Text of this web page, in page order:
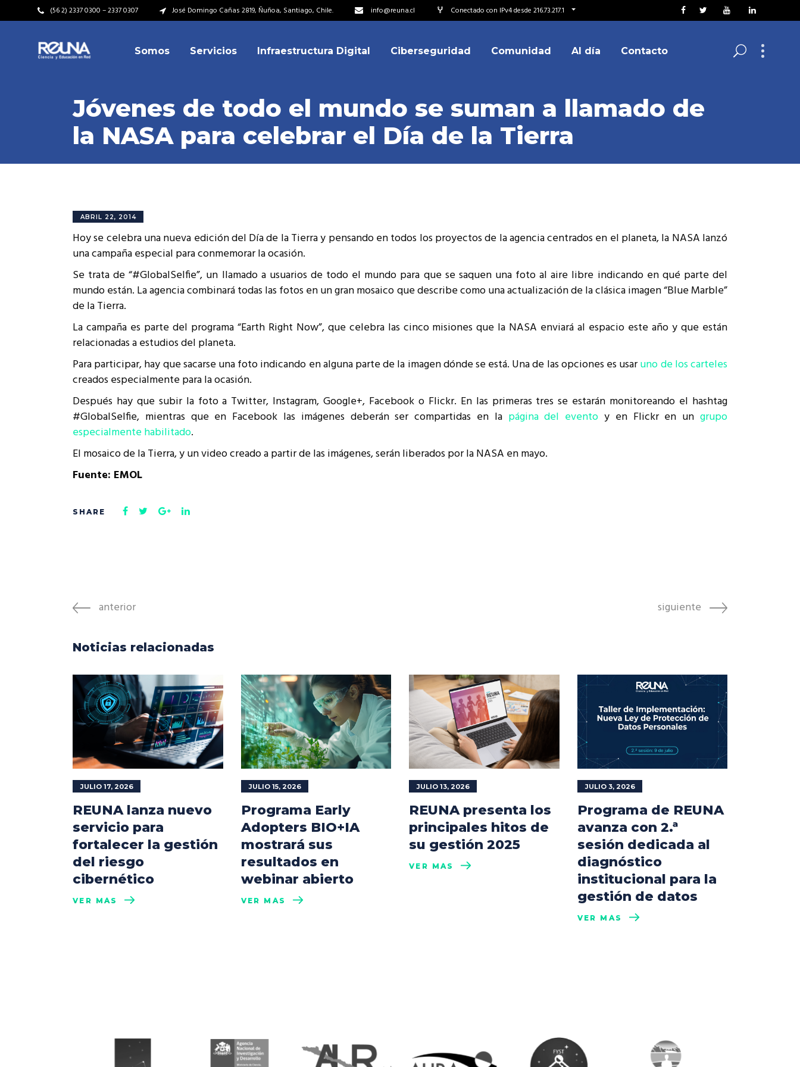
(56 2) 2337 0300 – 2337 0307 José Domingo Cañas 2819, Ñuñoa, Santiago, Chile. info@reuna.cl Conectado con IPv4 desde 216.73.217.1
Somos
Video Institucional
Plan Estratégico
Valores
Historia
Cumplimiento Legal
Miembros
Acuerdos de Colaboración
Representantes
Institucionales
Representantes Técnicos
Servicios Infraestructura Digital Ciberseguridad Comunidad Al día Contacto
Video Institucional
Misión – Visión
Valores
Cumplimiento Legal
Miembros
Directorio
Equipo
Jóvenes de todo el mundo se suman a llamado de
la NASA para celebrar el Día de la Tierra
ABRIL 22, 2014
Hoy se celebra una nueva edición del Día de la Tierra y pensando en todos los proyectos de la agencia centrados en el planeta, la NASA lanzó
una campaña especial para conmemorar la ocasión.
Se trata de “#GlobalSelfie”, un llamado a usuarios de todo el mundo para que se saquen una foto al aire libre indicando en qué parte del
mundo están. La agencia combinará todas las fotos en un gran mosaico que describe como una actualización de la clásica imagen “Blue Marble”
de la Tierra.
La campaña es parte del programa “Earth Right Now”, que celebra las cinco misiones que la NASA enviará al espacio este año y que están
relacionadas a estudios del planeta.
Para participar, hay que sacarse una foto indicando en alguna parte de la imagen dónde se está. Una de las opciones es usaruno de los carteles
creados especialmente para la ocasión.
Después hay que subir la foto a Twitter, Instagram, Google+, Facebook o Flickr. En las primeras tres se estarán monitoreando el hashtag
#GlobalSelfie, mientras que en Facebook las imágenes deberán ser compartidas en la página del evento y en Flickr en ungrupo
especialmente habilitado.
El mosaico de la Tierra, y un video creado a partir de las imágenes, serán liberados por la NASA en mayo.
Fuente: EMOL
anterior siguiente
Noticias relacionadas
JULIO 17, 2026
REUNA lanza nuevo
servicio para
fortalecer la gestión
del riesgo
cibernético
VER MÁS
JULIO 15, 2026
Programa Early
Adopters BIO+IA
mostrará sus
resultados en
webinar abierto
VER MÁS
JULIO 13, 2026
REUNA presenta los
principales hitos de
su gestión 2025
VER MÁS
JULIO 3, 2026
Programa de REUNA
avanza con 2.ª
sesión dedicada al
diagnóstico
institucional para la
gestión de datos
VER MÁS